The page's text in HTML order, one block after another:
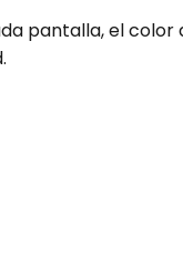
pantalla, el